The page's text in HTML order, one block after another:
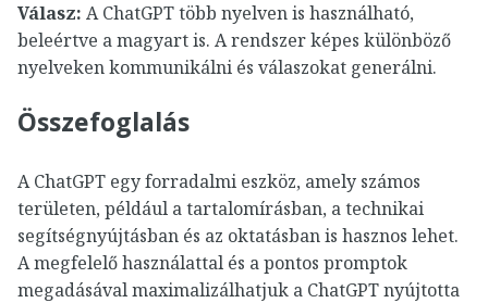
Válasz: A ChatGPT több nyelven is használható,
beleértve a magyart is. A rendszer képes különböző
nyelveken kommunikálni és válaszokat generálni.
Összefoglalás
A ChatGPT egy forradalmi eszköz, amely számos
területen, például a tartalomírásban, a technikai
segítségnyújtásban és az oktatásban is hasznos lehet.
A megfelelő használattal és a pontos promptok
megadásával maximalizálhatjuk a ChatGPT nyújtotta